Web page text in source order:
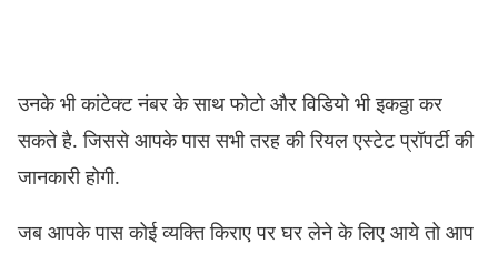
उनके भी कांटेक्ट नंबर के साथ फोटो और विडियो भी इकठ्ठा कर
सकते है. जिससे आपके पास सभी तरह की रियल एस्टेट प्रॉपर्टी की
जानकारी होगी.
जब आपके पास कोई व्यक्ति किराए पर घर लेने के लिए आये तो आप